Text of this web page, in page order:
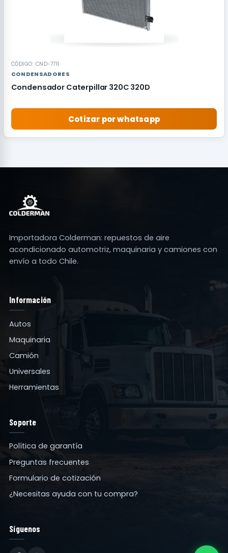
CÓDIGO: CND-7711
CONDENSADORES
Condensador Caterpillar 320C 320D
Cotizar por whatsapp
Importadora Colderman: repuestos de aire
acondicionado automotriz, maquinaria y camiones con
envío a todo Chile.
Información
Autos
Maquinaria
Camión
Universales
Herramientas
Soporte
Política de garantía
Preguntas frecuentes
Formulario de cotización
¿Necesitas ayuda con tu compra?
Síguenos